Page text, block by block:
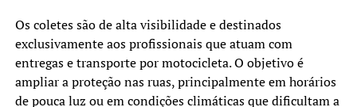
gradualmente em mais duas fases até alcançar toda a
rede de ensino do Rio Grande do Sul nos próximos três
anos.
Os coletes são de alta visibilidade e destinados
exclusivamente aos profissionais que atuam com
entregas e transporte por motocicleta. O objetivo é
ampliar a proteção nas ruas, principalmente em horários
de pouca luz ou em condições climáticas que dificultam a